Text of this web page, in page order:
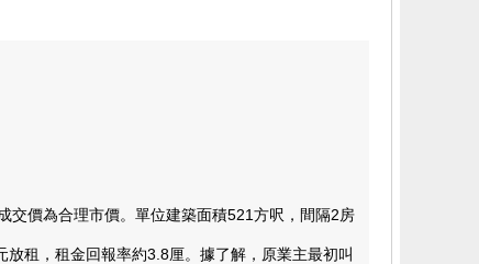
價為合理市價。單位建築面積521方呎，間隔2房
租，租金回報率約3.8厘。據了解，原業主最初叫